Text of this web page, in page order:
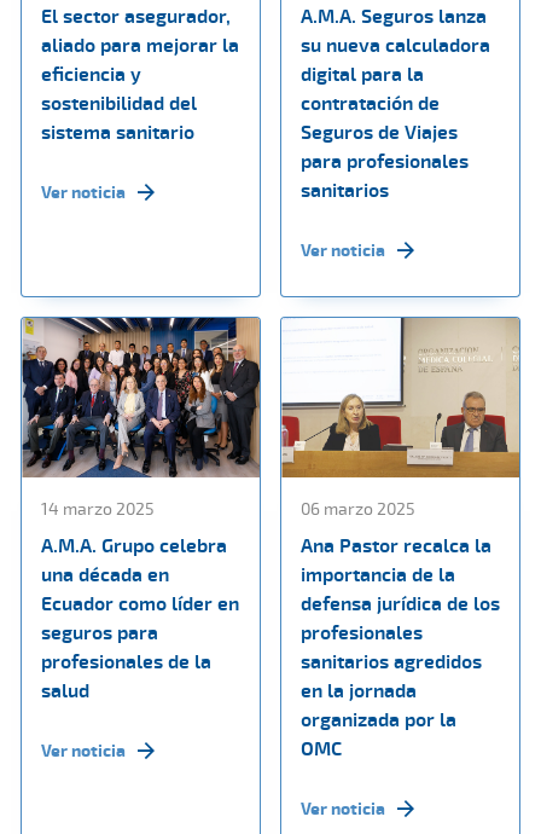
El sector asegurador,
aliado para mejorar la
eficiencia y
sostenibilidad del
sistema sanitario
Ver noticia
A.M.A. Seguros lanza
su nueva calculadora
digital para la
contratación de
Seguros de Viajes
para profesionales
sanitarios
Ver noticia
14 marzo 2025
A.M.A. Grupo celebra
una década en
Ecuador como líder en
seguros para
profesionales de la
salud
Ver noticia
06 marzo 2025
Ana Pastor recalca la
importancia de la
defensa jurídica de los
profesionales
sanitarios agredidos
en la jornada
organizada por la
OMC
Ver noticia